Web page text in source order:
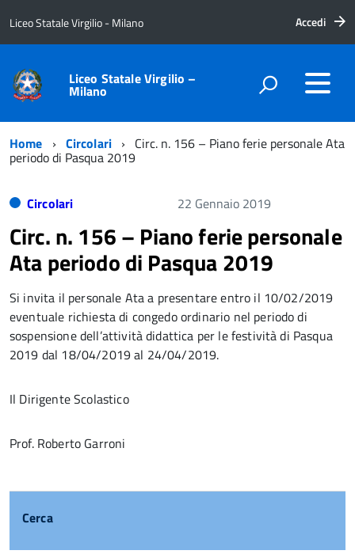
Liceo Statale Virgilio - Milano Accedi
Liceo Statale Virgilio –
Milano
Home Circolari Circ. n. 156 – Piano ferie personale Ata
periodo di Pasqua 2019
Circolari 22 Gennaio 2019
Circ. n. 156 – Piano ferie personale
Ata periodo di Pasqua 2019
Si invita il personale Ata a presentare entro il 10/02/2019
eventuale richiesta di congedo ordinario nel periodo di
sospensione dell’attività didattica per le festività di Pasqua
2019 dal 18/04/2019 al 24/04/2019.
Il Dirigente Scolastico
Prof. Roberto Garroni
Cerca